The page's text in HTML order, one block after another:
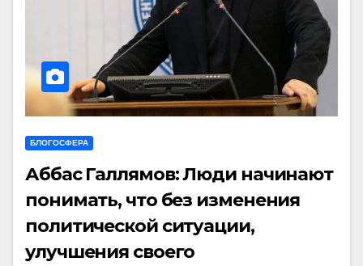
БЛОГОСФЕРА
Аббас Галлямов: Люди начинают
понимать, что без изменения
политической ситуации,
улучшения своего